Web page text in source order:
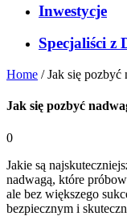
Inwestycje
Specjaliści z
Home /Jak się pozbyć
Jak się pozbyć
0
Jakie są
nadwagą, które
ale bez większego
bezpiecznym i